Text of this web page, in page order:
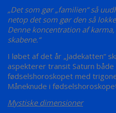
„Det som gør „familien“ så
netop det som gør den så
Denne koncentration af
skabene.“
I løbet af det år „Jadekatten“
aspekterer transit Saturn
fødselshoroskopet med
Måneknude i
Mystiske dimensioner